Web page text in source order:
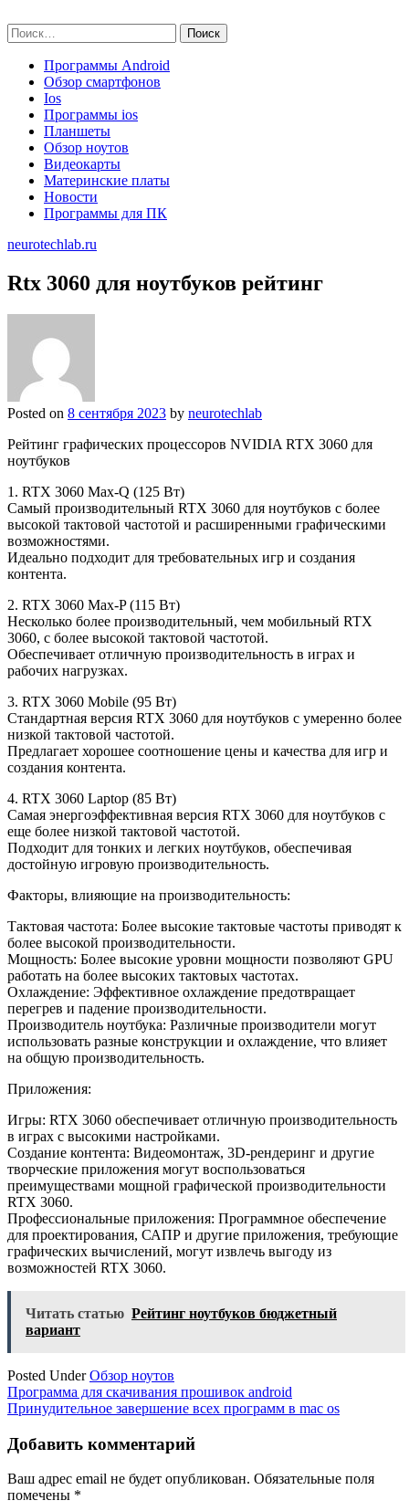
to
content
Найти:
Программы Android
Обзор смартфонов
Ios
Программы ios
Планшеты
Обзор ноутов
Видеокарты
Материнские платы
Новости
Программы для ПК
neurotechlab.ru
Rtx 3060 для ноутбуков рейтинг
Posted on 8 сентября 2023 by neurotechlab
Рейтинг графических процессоров NVIDIA RTX 3060 для
ноутбуков
1. RTX 3060 Max-Q (125 Вт)
Самый производительный RTX 3060 для ноутбуков с более
высокой тактовой частотой и расширенными графическими
возможностями.
Идеально подходит для требовательных игр и создания
контента.
2. RTX 3060 Max-P (115 Вт)
Несколько более производительный, чем мобильный RTX
3060, с более высокой тактовой частотой.
Обеспечивает отличную производительность в играх и
рабочих нагрузках.
3. RTX 3060 Mobile (95 Вт)
Стандартная версия RTX 3060 для ноутбуков с умеренно более
низкой тактовой частотой.
Предлагает хорошее соотношение цены и качества для игр и
создания контента.
4. RTX 3060 Laptop (85 Вт)
Самая энергоэффективная версия RTX 3060 для ноутбуков с
еще более низкой тактовой частотой.
Подходит для тонких и легких ноутбуков, обеспечивая
достойную игровую производительность.
Факторы, влияющие на производительность:
Тактовая частота: Более высокие тактовые частоты приводят к
более высокой производительности.
Мощность: Более высокие уровни мощности позволяют GPU
работать на более высоких тактовых частотах.
Охлаждение: Эффективное охлаждение предотвращает
перегрев и падение производительности.
Производитель ноутбука: Различные производители могут
использовать разные конструкции и охлаждение, что влияет
на общую производительность.
Приложения:
Игры: RTX 3060 обеспечивает отличную производительность
в играх с высокими настройками.
Создание контента: Видеомонтаж, 3D-рендеринг и другие
творческие приложения могут воспользоваться
преимуществами мощной графической производительности
RTX 3060.
Профессиональные приложения: Программное обеспечение
для проектирования, САПР и другие приложения, требующие
графических вычислений, могут извлечь выгоду из
возможностей RTX 3060.
Читать статью Рейтинг ноутбуков бюджетный
вариант
Posted UnderОбзор ноутов
Навигация
по
записям
Программа для скачивания прошивок android
Принудительное завершение всех программ в mac os
Добавить комментарий
Ваш адрес email не будет опубликован. Обязательные поля
помечены *